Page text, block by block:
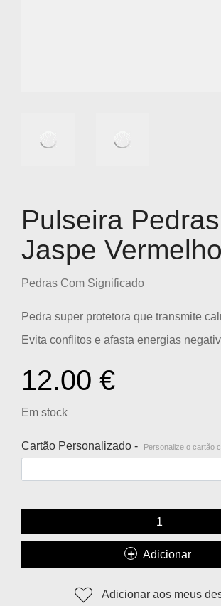
Pulseira Pedras
Jaspe Vermelho
Pedras Com Significado
Pedra super protetora que transmite
Evita conflitos e afasta energias
12.00 €
Em stock
Cartão Personalizado - Personalize o cartão
Adicionar
Adicionar aos meus